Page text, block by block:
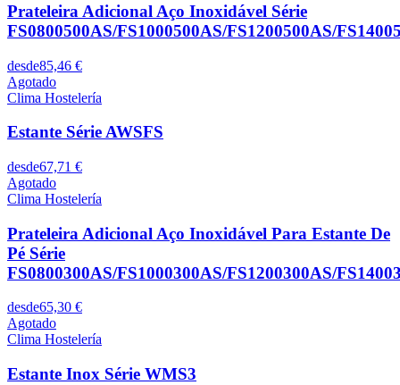
Prateleira Adicional Aço Inoxidável Série
FS0800500AS/FS1000500AS/FS1200500AS/
desde85,46 €
Agotado
Clima Hostelería
Estante Série AWSFS
desde67,71 €
Agotado
Clima Hostelería
Prateleira Adicional Aço Inoxidável Para Estante De
Pé Série
FS0800300AS/FS1000300AS/FS1200300AS/
desde65,30 €
Agotado
Clima Hostelería
Estante Inox Série WMS3